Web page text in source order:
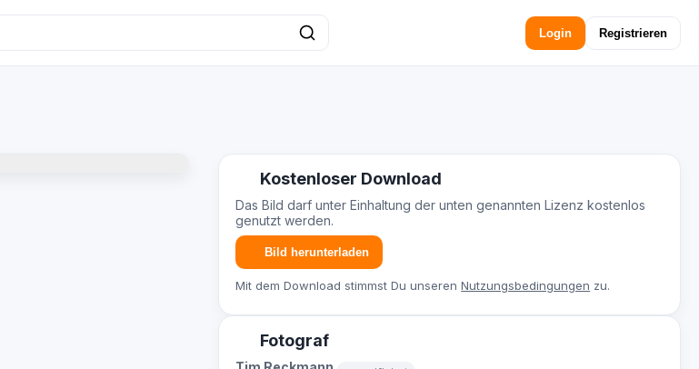
Login Registrieren
Kostenloser Download
Das Bild darf unter Einhaltung der unten genannten Lizenz kostenlos
genutzt werden.
Bild herunterladen
Mit dem Download stimmst Du unserenNutzungsbedingungen zu.
Fotograf